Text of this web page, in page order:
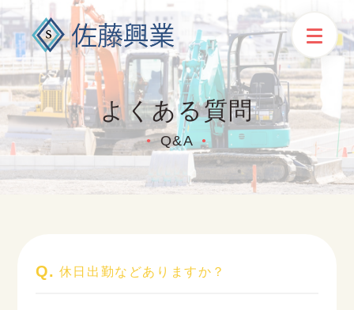
よくある質問
● Q&A ●
休日出勤などありますか？